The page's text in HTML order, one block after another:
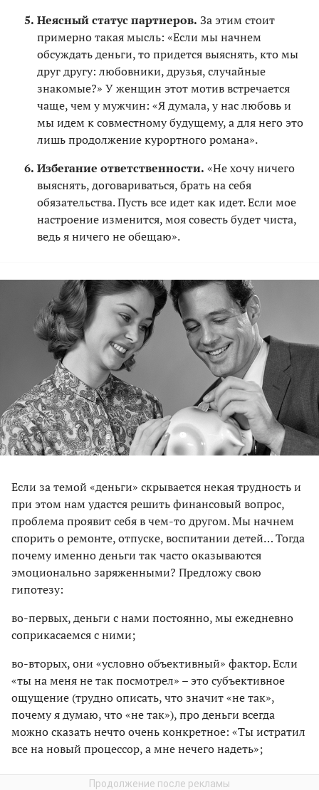
Неясный статус партнеров. За этим стоит
примерно такая мысль: «Если мы начнем
обсуждать деньги, то придется выяснять, кто мы
друг другу: любовники, друзья, случайные
знакомые?» У женщин этот мотив встречается
чаще, чем у мужчин: «Я думала, у нас любовь и
мы идем к совместному будущему, а для него это
лишь продолжение курортного романа».
Избегание ответственности. «Не хочу ничего
выяснять, договариваться, брать на себя
обязательства. Пусть все идет как идет. Если мое
настроение изменится, моя совесть будет чиста,
ведь я ничего не обещаю».
Если за темой «деньги» скрывается некая трудность и
при этом нам удастся решить финансовый вопрос,
проблема проявит себя в чем-то другом. Мы начнем
спорить о ремонте, отпуске, воспитании детей… Тогда
почему именно деньги так часто оказываются
эмоционально заряженными? Предложу свою
гипотезу:
во-первых, деньги с нами постоянно, мы ежедневно
соприкасаемся с ними;
во-вторых, они «условно объективный» фактор. Если
«ты на меня не так посмотрел» – это субъективное
ощущение (трудно описать, что значит «не так»,
почему я думаю, что «не так»), про деньги всегда
можно сказать нечто очень конкретное: «Ты истратил
все на новый процессор, а мне нечего надеть»;